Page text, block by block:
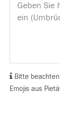
Bitte
Emojis aus